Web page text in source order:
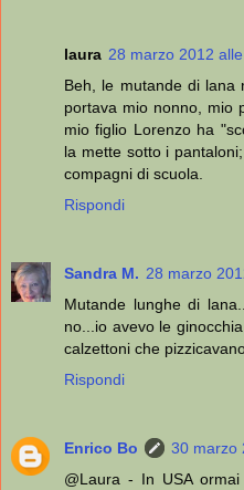
laura 28 marzo 2012
Beh, le mutande di lana
portava mio nonno, mio
mio figlio Lorenzo ha
la mette sotto i
compagni di scuola.
Rispondi
Sandra M. 28 marzo
Mutande lunghe di
no...io avevo le
calzettoni che
Rispondi
Enrico Bo
30 marzo
@Laura - In USA